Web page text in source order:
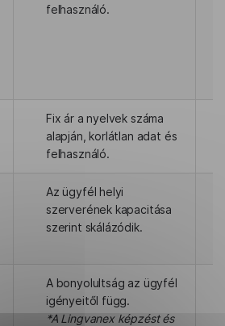
felhasználó.
Fix ár a nyelvek száma
alapján, korlátlan adat és
felhasználó.
Az ügyfél helyi
szerverének kapacitása
szerint skálázódik.
A bonyolultság az ügyfél
igényeitől függ.
*A Lingvanex képzést és